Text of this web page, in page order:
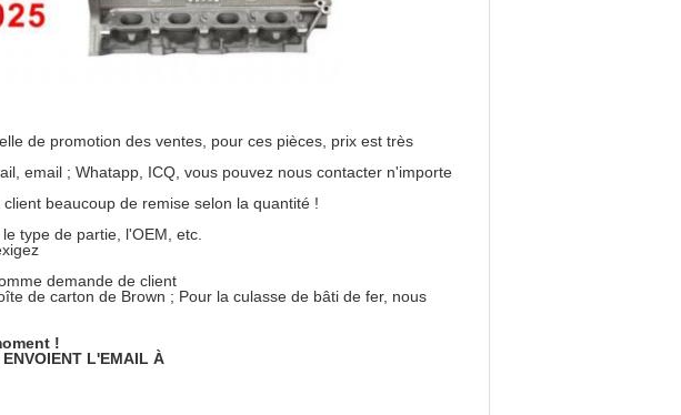
de promotion des ventes, pour ces pièces, prix est très
email ; Whatapp, ICQ, vous pouvez nous contacter n'importe
beaucoup de remise selon la quantité !
type de partie, l'OEM, etc.
demande de client
de carton de Brown ; Pour la culasse de bâti de fer, nous
!
L'EMAIL À